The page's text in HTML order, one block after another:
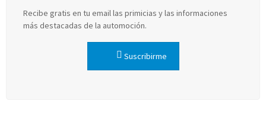
Recibe gratis en tu email las primicias y las informaciones
más destacadas de la automoción.
Suscribirme